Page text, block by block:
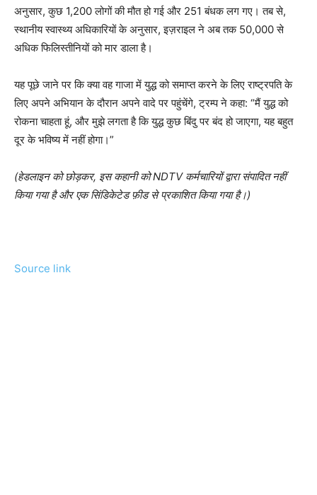
अनुसार, कुछ 1,200 लोगों की मौत हो गई और 251 बंधक लग गए। तब से,
स्थानीय स्वास्थ्य अधिकारियों के अनुसार, इज़राइल ने अब तक 50,000 से
अधिक फिलिस्तीनियों को मार डाला है।
यह पूछे जाने पर कि क्या वह गाजा में युद्ध को समाप्त करने के लिए राष्ट्रपति के
लिए अपने अभियान के दौरान अपने वादे पर पहुंचेंगे, ट्रम्प ने कहा: “मैं युद्ध को
रोकना चाहता हूं, और मुझे लगता है कि युद्ध कुछ बिंदु पर बंद हो जाएगा, यह बहुत
दूर के भविष्य में नहीं होगा।”
(हेडलाइन को छोड़कर, इस कहानी को NDTV कर्मचारियों द्वारा संपादित नहीं
किया गया है और एक सिंडिकेटेड फ़ीड से प्रकाशित किया गया है।)
Source link